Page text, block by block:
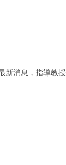
消息，指導教